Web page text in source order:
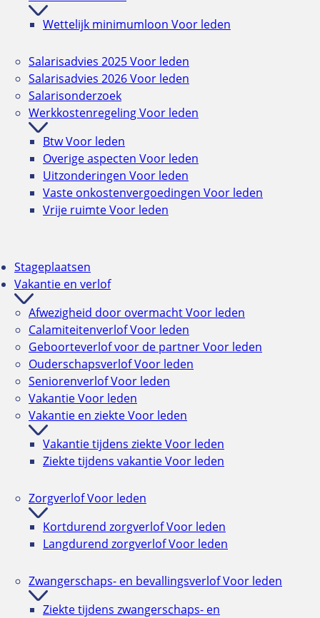
Wettelijk minimumloon Voor leden
Salarisadvies 2025Voor leden
Salarisadvies 2026Voor leden
Salarisonderzoek
WerkkostenregelingVoor leden
BtwVoor leden
Overige aspecten Voor leden
Uitzonderingen Voor leden
Vaste onkostenvergoedingen Voor leden
Vrije ruimteVoor leden
Stageplaatsen
Vakantie en verlof
Afwezigheid door overmachtVoor leden
CalamiteitenverlofVoor leden
Geboorteverlof voor de partnerVoor leden
OuderschapsverlofVoor leden
SeniorenverlofVoor leden
VakantieVoor leden
Vakantie en ziekteVoor leden
Vakantie tijdens ziekteVoor leden
Ziekte tijdens vakantieVoor leden
ZorgverlofVoor leden
Kortdurend zorgverlofVoor leden
Langdurend zorgverlofVoor leden
Zwangerschaps- en bevallingsverlofVoor leden
Ziekte tijdens zwangerschaps- en